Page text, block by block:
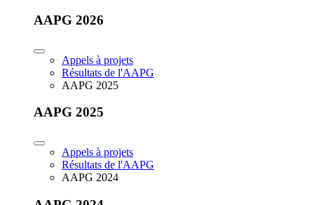
AAPG 2026
Appels à projets
Résultats de l'AAPG
AAPG 2025
AAPG 2025
Appels à projets
Résultats de l'AAPG
AAPG 2024